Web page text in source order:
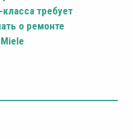
требует
о ремонте